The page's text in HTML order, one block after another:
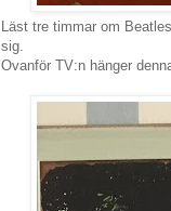
Läst tre timmar om
sig.
Ovanför TV:n hänger